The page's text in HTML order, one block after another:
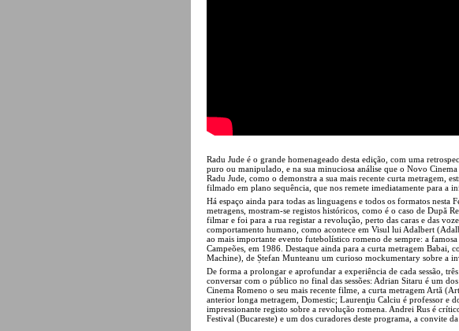
Radu Jude é o grande homenageado desta edição, com uma
puro ou manipulado, e na sua minuciosa análise que o Novo
Radu Jude, como o demonstra a sua mais recente curta metragem,
filmado em plano sequência, que nos remete imediatamente para a
Há espaço ainda para todas as linguagens e todos os formatos
metragens, mostram-se registos históricos, como é o caso de După
filmar e foi para a rua registar a revolução, perto das caras e das
comportamento humano, como acontece em Visul lui Adalbert
ao mais importante evento futebolístico romeno de sempre: a
Campeões, em 1986. Destaque ainda para a curta metragem
Machine), de Ștefan Munteanu um curioso mockumentary sobre a
De forma a prolongar e aprofundar a experiência de cada sessão,
conversar com o público no final das sessões: Adrian Sitaru é um
Cinema Romeno o seu mais recente filme, a curta metragem Artă
anterior longa metragem, Domestic; Laurenţiu Calciu é professor e
impressionante registo sobre a revolução romena. Andrei Rus é
Festival (Bucareste) e um dos curadores deste programa, a convite